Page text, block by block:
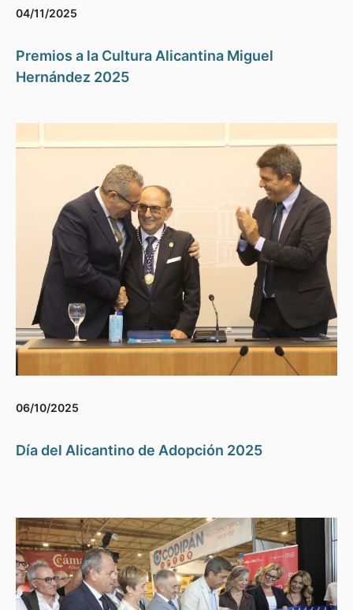
04/11/2025
Premios a la Cultura Alicantina Miguel
Hernández 2025
06/10/2025
Día del Alicantino de Adopción 2025